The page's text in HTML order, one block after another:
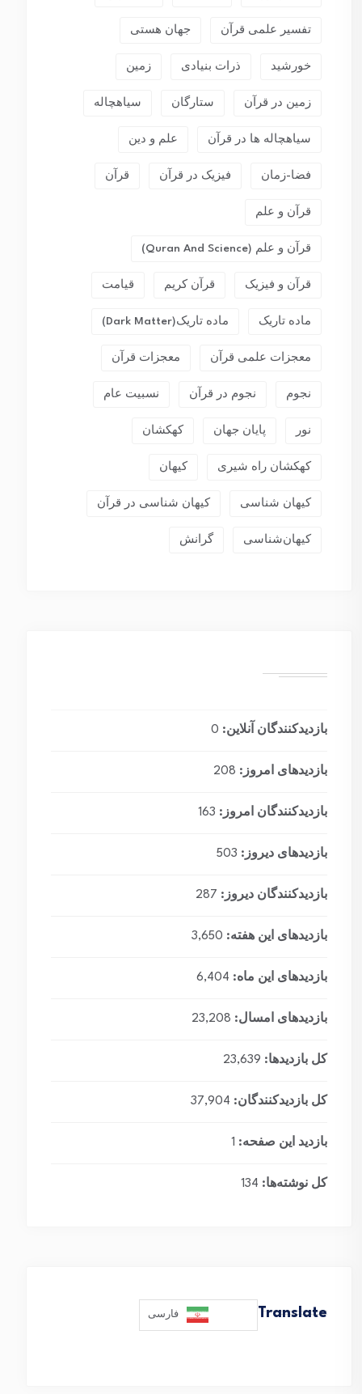
تفسیر علمی قرآن جهان هستی
خورشید ذرات بنیادی زمین
زمین در قرآن ستارگان سیاهچاله
سیاهچاله ها در قرآن علم و دین
فضا-زمان فیزیک در قرآن قرآن
قرآن و علم
قرآن و علم (Quran And Science)
قرآن و فیزیک قرآن کریم قیامت
ماده تاریک ماده تاریک(dark Matter)
معجزات علمی قرآن معجزات قرآن
نجوم نجوم در قرآن نسبیت عام
نور پایان جهان کهکشان
کهکشان راه شیری کیهان
کیهان شناسی کیهان شناسی در قرآن
کیهان‌شناسی گرانش
بازدیدکنندگان آنلاین: 0
بازدیدهای امروز: 208
بازدیدکنندگان امروز: 163
بازدیدهای دیروز: 503
بازدیدکنندگان دیروز: 287
بازدیدهای این هفته: 3,650
بازدیدهای این ماه: 6,404
بازدیدهای امسال: 23,208
کل بازدیدها: 23,639
کل بازدیدکنند‌گان: 37,904
بازدید این صفحه: 1
کل نوشته‌ها: 134
Translate فارسی